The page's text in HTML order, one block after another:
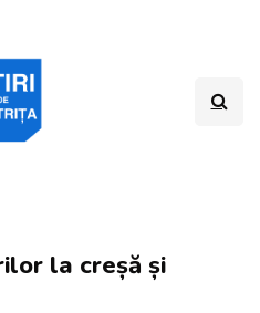
la creșă și